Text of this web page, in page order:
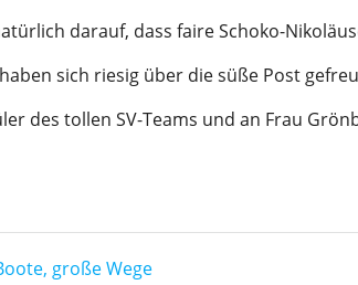
darauf, dass faire Schoko-
sich riesig über die süße Post
des tollen SV-Teams und an Frau
große Wege